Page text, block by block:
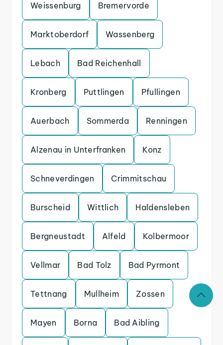
Weissenburg Bremervorde
Marktoberdorf Wassenberg
Lebach Bad Reichenhall
Kronberg Puttlingen Pfullingen
Auerbach Sommerda Renningen
Alzenau in Unterfranken Konz
Schneverdingen Crimmitschau
Burscheid Wittlich Haldensleben
Bergneustadt Alfeld Kolbermoor
Vellmar Bad Tolz Bad Pyrmont
Tettnang Mullheim Zossen
Mayen Borna Bad Aibling